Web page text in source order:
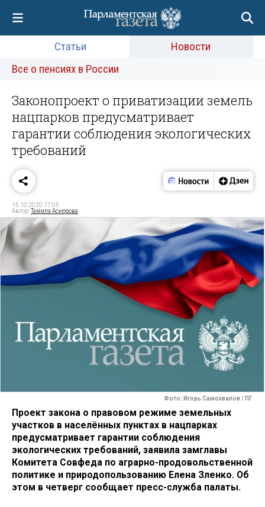
Статьи
Новости
Все о пенсиях в России
Законопроект о приватизации земель
нацпарков предусматривает
гарантии соблюдения экологических
требований
15.10.2020 17:05
Автор:Тамила Аскерова
Фото: Игорь Самохвалов / ПГ
Проект закона о правовом режиме земельных
участков в населённых пунктах в нацпарках
предусматривает гарантии соблюдения
экологических требований, заявила замглавы
Комитета Совфеда по аграрно-продовольственной
политике и природопользованию Елена Зленко. Об
этом в четверг сообщает пресс-служба палаты.